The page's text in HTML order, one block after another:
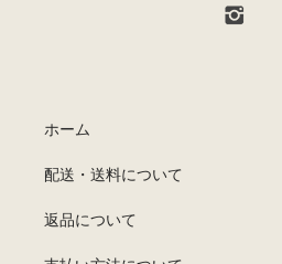
ホーム
配送・送料について
返品について